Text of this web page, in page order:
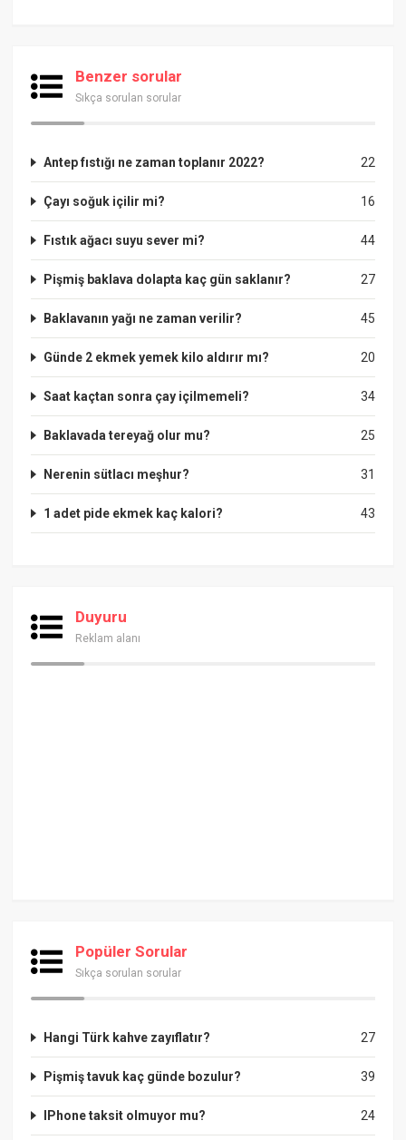
Benzer sorular
Sıkça sorulan sorular
22
Antep fıstığı ne zaman toplanır 2022?
16
Çayı soğuk içilir mi?
44
Fıstık ağacı suyu sever mi?
27
Pişmiş baklava dolapta kaç gün saklanır?
45
Baklavanın yağı ne zaman verilir?
20
Günde 2 ekmek yemek kilo aldırır mı?
34
Saat kaçtan sonra çay içilmemeli?
25
Baklavada tereyağ olur mu?
31
Nerenin sütlacı meşhur?
43
1 adet pide ekmek kaç kalori?
Duyuru
Reklam alanı
Popüler Sorular
Sıkça sorulan sorular
27
Hangi Türk kahve zayıflatır?
39
Pişmiş tavuk kaç günde bozulur?
24
IPhone taksit olmuyor mu?